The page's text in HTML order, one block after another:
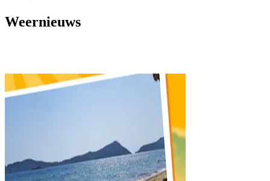
Weernieuws